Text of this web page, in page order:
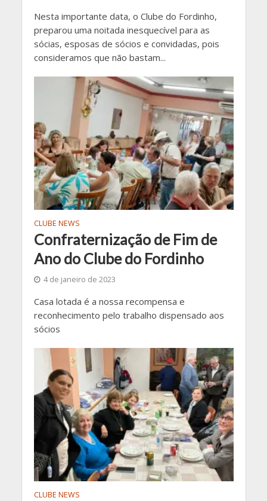
Nesta importante data, o Clube do Fordinho,
preparou uma noitada inesquecível para as
sócias, esposas de sócios e convidadas, pois
consideramos que não bastam...
CLUBE NEWS
Confraternização de Fim de
Ano do Clube do Fordinho
4 de janeiro de 2023
Casa lotada é a nossa recompensa e
reconhecimento pelo trabalho dispensado aos
sócios
CLUBE NEWS